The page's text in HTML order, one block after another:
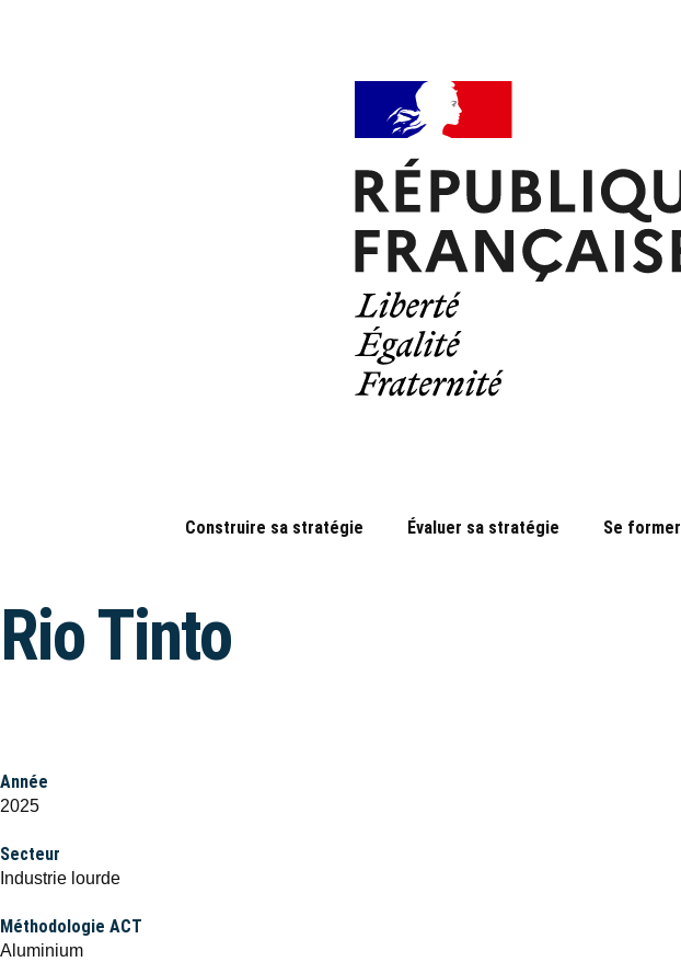
Construire sa stratégie Évaluer sa stratégie Se former
Rio Tinto
Année
2025
Secteur
Industrie lourde
Méthodologie ACT
Aluminium